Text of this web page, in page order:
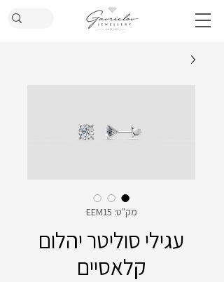
מק"ט: EEM15
עגילי סוליטר יהלום
קלאסיים